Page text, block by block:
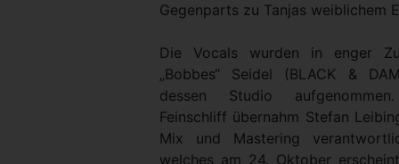
Gegenparts zu Tanjas weiblichem
Die Vocals wurden in enger
„Bobbes“ Seidel (BLACK &
dessen Studio
Feinschliff übernahm Stefan
Mix und Mastering
welches am 24. Oktober